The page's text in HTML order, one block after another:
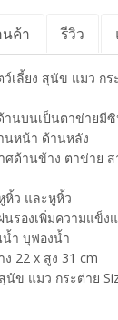
ค้า รีวิว
ว์เลี้ยง สุนัข แมว ก
านบนเป็นตาข่ายมี
นหน้า ด้านหลัง
ศด้านข้าง ตาข่าย
หิ้ว และหูหิ้ว
รองเพิ่มความแข็ง
น้ำ บุฟองน้ำ
22 x สูง 31 cm
นัข แมว กระต่าย